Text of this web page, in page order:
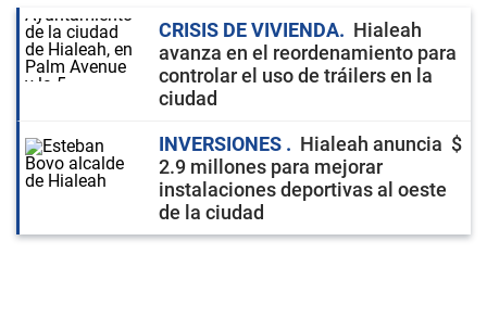
CRISIS DE VIVIENDA
Hialeah
avanza en el reordenamiento para
controlar el uso de tráilers en la
ciudad
INVERSIONES
Hialeah anuncia $
2.9 millones para mejorar
instalaciones deportivas al oeste
de la ciudad